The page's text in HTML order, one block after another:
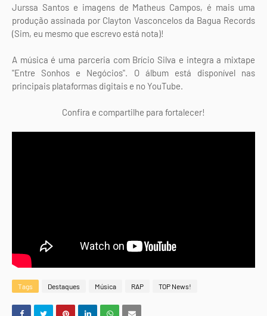
Jurssa Santos e imagens de Matheus Campos, é mais uma
produção assinada por Clayton Vasconcelos da Bagua Records
(Sim, eu mesmo que escrevo está nota)!
A música é uma parceria com Brício Silva e integra a mixtape
"Entre Sonhos e Negócios". O álbum está disponível nas
principais plataformas digitais e no YouTube.
Confira e compartilhe para fortalecer!
Tags Destaques Música RAP TOP News!